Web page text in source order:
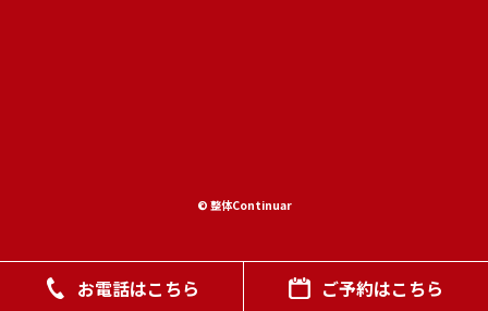
お電話はこちら ご予約はこちら
© 整体Continuar